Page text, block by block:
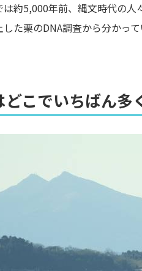
は約5,000年前、縄文時代の
た栗のDNA調査から分かって
どこでいちばん多